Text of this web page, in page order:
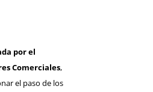
por el
Comerciales,
el paso de los